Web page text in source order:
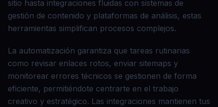
sitio hasta integraciones fluidas con sistemas de
gestión de contenido y plataformas de análisis, estas
herramientas simplifican procesos complejos.
La automatización garantiza que tareas rutinarias
como revisar enlaces rotos, enviar sitemaps y
monitorear errores técnicos se gestionen de forma
eficiente, permitiéndote centrarte en el trabajo
creativo y estratégico. Las integraciones mantienen tus